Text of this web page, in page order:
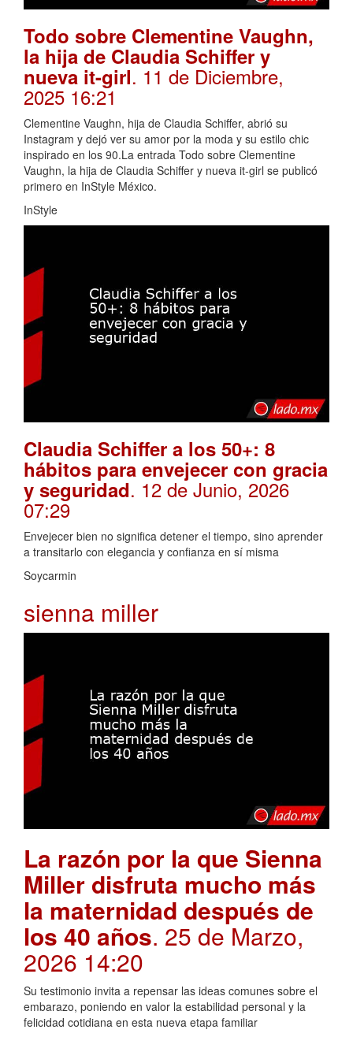
Todo sobre Clementine Vaughn,
la hija de Claudia Schiffer y
nueva it-girl. 11 de Diciembre,
2025 16:21
Clementine Vaughn, hija de Claudia Schiffer, abrió su
Instagram y dejó ver su amor por la moda y su estilo chic
inspirado en los 90.La entrada Todo sobre Clementine
Vaughn, la hija de Claudia Schiffer y nueva it-girl se publicó
primero en InStyle México.
InStyle
Claudia Schiffer a los 50+: 8
hábitos para envejecer con gracia
y seguridad. 12 de Junio, 2026
07:29
Envejecer bien no significa detener el tiempo, sino aprender
a transitarlo con elegancia y confianza en sí misma
Soycarmin
sienna miller
La razón por la que Sienna
Miller disfruta mucho más
la maternidad después de
los 40 años. 25 de Marzo,
2026 14:20
Su testimonio invita a repensar las ideas comunes sobre el
embarazo, poniendo en valor la estabilidad personal y la
felicidad cotidiana en esta nueva etapa familiar